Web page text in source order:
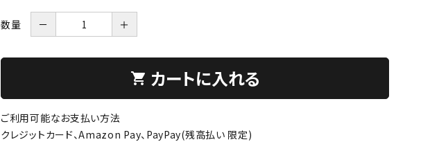
数量 － ＋
shopping_cart カートに入れる
ご利用可能なお支払い方法
クレジットカード、Amazon Pay、PayPay(残高払い 限定)